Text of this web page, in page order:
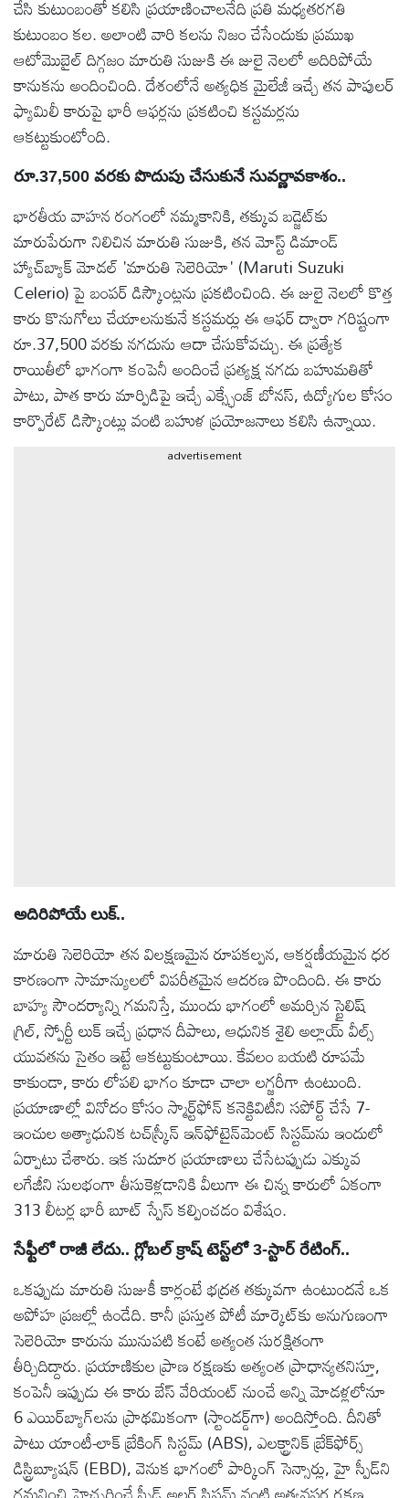
ఉద్యోగాలు
లైవ్
టీవి
వ్యవసాయం
ఓటీటీ
వీడియోలు
ఆటోమొబైల్
క్రైమ్
ఆధ్యాత్మికం
చేసి కుటుంబంతో కలిసి ప్రయాణించాలనేది ప్రతి మధ్యతరగతి
కుటుంబం కల. అలాంటి వారి కలను నిజం చేసేందుకు ప్రముఖ
ఆటోమొబైల్ దిగ్గజం మారుతి సుజుకి ఈ జులై నెలలో అదిరిపోయే
కానుకను అందించింది. దేశంలోనే అత్యధిక మైలేజీ ఇచ్చే తన పాపులర్
ఫ్యామిలీ కారుపై భారీ ఆఫర్లను ప్రకటించి కస్టమర్లను
ఆకట్టుకుంటోంది.
రూ.37,500 వరకు పొదుపు చేసుకునే సువర్ణావకాశం..
భారతీయ వాహన రంగంలో నమ్మకానికి, తక్కువ బడ్జెట్‌కు
మారుపేరుగా నిలిచిన మారుతి సుజుకి, తన మోస్ట్ డిమాండ్
హ్యాచ్‌బ్యాక్ మోడల్ 'మారుతి సెలెరియో' (Maruti Suzuki
Celerio) పై బంపర్ డిస్కౌంట్లను ప్రకటించింది. ఈ జులై నెలలో కొత్త
కారు కొనుగోలు చేయాలనుకునే కస్టమర్లు ఈ ఆఫర్ ద్వారా గరిష్టంగా
రూ.37,500 వరకు నగదును ఆదా చేసుకోవచ్చు. ఈ ప్రత్యేక
రాయితీలో భాగంగా కంపెనీ అందించే ప్రత్యక్ష నగదు బహుమతితో
పాటు, పాత కారు మార్పిడిపై ఇచ్చే ఎక్స్ఛేంజ్ బోనస్, ఉద్యోగుల కోసం
కార్పొరేట్ డిస్కౌంట్లు వంటి బహుళ ప్రయోజనాలు కలిసి ఉన్నాయి.
advertisement
అదిరిపోయే లుక్..
మారుతి సెలెరియో తన విలక్షణమైన రూపకల్పన, ఆకర్షణీయమైన ధర
కారణంగా సామాన్యులలో విపరీతమైన ఆదరణ పొందింది. ఈ కారు
బాహ్య సౌందర్యాన్ని గమనిస్తే, ముందు భాగంలో అమర్చిన స్టైలిష్
గ్రిల్, స్పోర్టీ లుక్ ఇచ్చే ప్రధాన దీపాలు, ఆధునిక శైలి అల్లాయ్ వీల్స్
యువతను సైతం ఇట్టే ఆకట్టుకుంటాయి. కేవలం బయటి రూపమే
కాకుండా, కారు లోపలి భాగం కూడా చాలా లగ్జరీగా ఉంటుంది.
ప్రయాణాల్లో వినోదం కోసం స్మార్ట్‌ఫోన్ కనెక్టివిటీని సపోర్ట్ చేసే 7-
ఇంచుల అత్యాధునిక టచ్‌స్క్రీన్ ఇన్‌ఫోటైన్‌మెంట్ సిస్టమ్‌ను ఇందులో
ఏర్పాటు చేశారు. ఇక సుదూర ప్రయాణాలు చేసేటప్పుడు ఎక్కువ
లగేజీని సులభంగా తీసుకెళ్లడానికి వీలుగా ఈ చిన్న కారులో ఏకంగా
313 లీటర్ల భారీ బూట్ స్పేస్ కల్పించడం విశేషం.
సేఫ్టీలో రాజీ లేదు.. గ్లోబల్ క్రాష్ టెస్ట్‌లో 3-స్టార్ రేటింగ్..
ఒకప్పుడు మారుతి సుజుకీ కార్లంటే భద్రత తక్కువగా ఉంటుందనే ఒక
అపోహ ప్రజల్లో ఉండేది. కానీ ప్రస్తుత పోటీ మార్కెట్‌కు అనుగుణంగా
సెలెరియో కారును మునుపటి కంటే అత్యంత సురక్షితంగా
తీర్చిదిద్దారు. ప్రయాణికుల ప్రాణ రక్షణకు అత్యంత ప్రాధాన్యతనిస్తూ,
కంపెనీ ఇప్పుడు ఈ కారు బేస్ వేరియంట్ నుంచే అన్ని మోడళ్లలోనూ
6 ఎయిర్‌బ్యాగ్‌లను ప్రాథమికంగా (స్టాండర్డ్‌గా) అందిస్తోంది. దీనితో
పాటు యాంటీ-లాక్ బ్రేకింగ్ సిస్టమ్ (ABS), ఎలక్ట్రానిక్ బ్రేక్‌ఫోర్స్
డిస్ట్రిబ్యూషన్ (EBD), వెనుక భాగంలో పార్కింగ్ సెన్సార్లు, హై స్పీడ్‌ని